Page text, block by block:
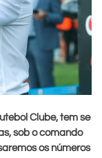
Clube, tem se
sob o comando
os números